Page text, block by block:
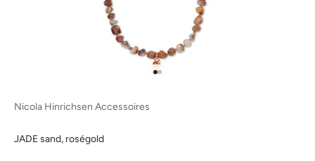
Nicola Hinrichsen Accessoires
JADE sand, roségold